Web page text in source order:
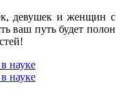
девушек и женщин с
ваш путь будет полон